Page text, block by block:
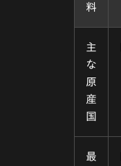
料
主
な
原
産
国
最